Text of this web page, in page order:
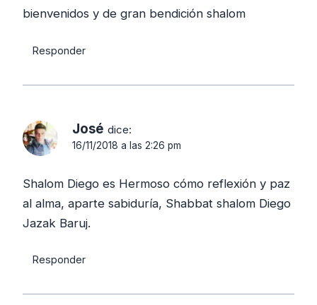
bienvenidos y de gran bendición shalom
Responder
José dice:
16/11/2018 a las 2:26 pm
Shalom Diego es Hermoso cómo reflexión y paz
al alma, aparte sabiduría, Shabbat shalom Diego
Jazak Baruj.
Responder